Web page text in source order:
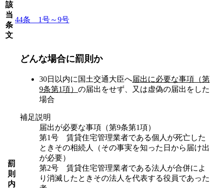
該
当
条
文
44条 1号～9号
罰
則
内
どんな場合に罰則か
30日以内に国土交通大臣へ届出に必要な事項（第
9条第1項） の届出をせず、又は虚偽の届出をした
場合
補足説明
届出が必要な事項（第9条第1項）
第1号 賃貸住宅管理業者である個人が死亡した
ときその相続人（その事実を知った日から届け出
が必要）
第2号 賃貸住宅管理業者である法人が合併によ
り消滅したときその法人を代表する役員であった